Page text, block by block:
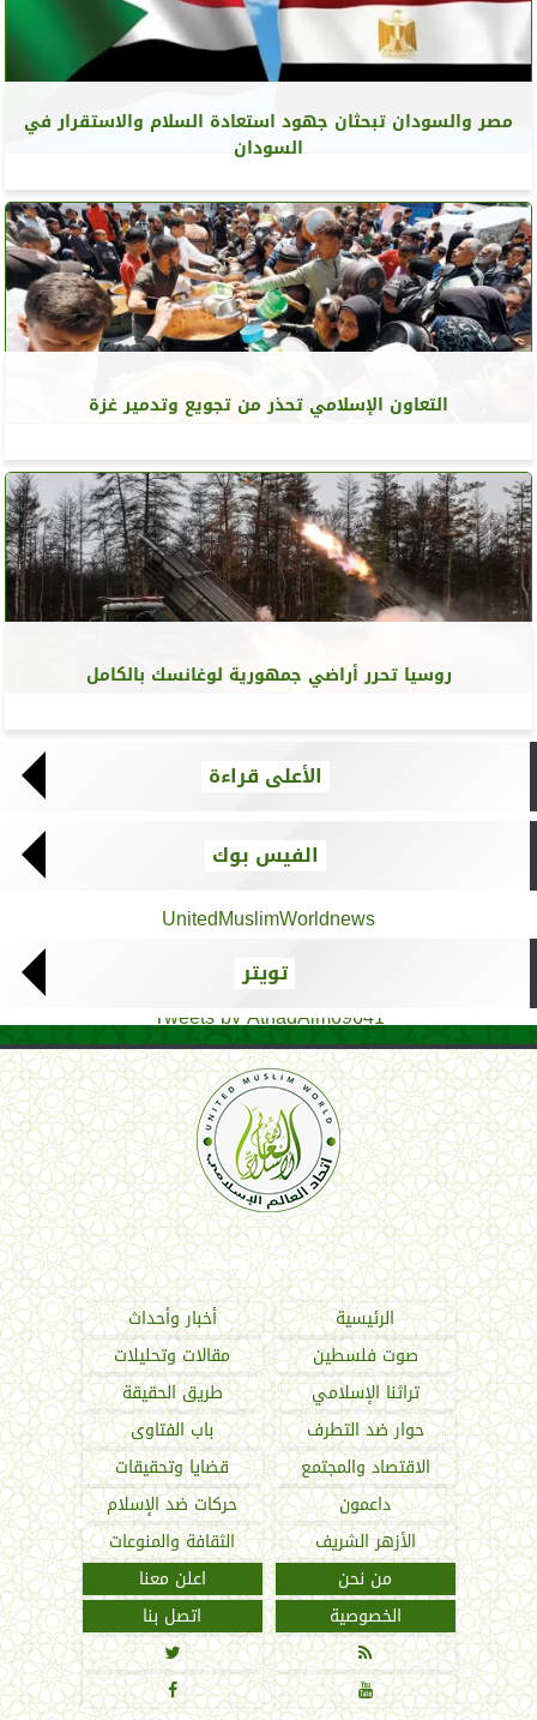
مصر والسودان تبحثان جهود استعادة السلام والاستقرار في
السودان
التعاون الإسلامي تحذر من تجويع وتدمير غزة
روسيا تحرر أراضي جمهورية لوغانسك بالكامل
الأعلى قراءة
الفيس بوك
UnitedMuslimWorldnews
تويتر
Tweets by AthadAlm69641
اتحاد العالم الإسلامي
الرئيسية
أخبار وأحداث
صوت فلسطين
مقالات وتحليلات
تراثنا الإسلامي
طريق الحقيقة
حوار ضد التطرف
باب الفتاوى
الاقتصاد والمجتمع
قضايا وتحقيقات
داعمون
حركات ضد الإسلام
الأزهر الشريف
الثقافة والمنوعات
من نحن
اعلن معنا
الخصوصية
اتصل بنا



